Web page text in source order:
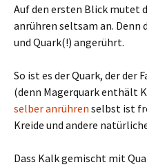
Auf den ersten Blick mutet
anrühren seltsam an. Denn
und Quark(!) angerührt.
So ist es der Quark, der der
(denn Magerquark enthält
selber anrühren selbst ist
Kreide und andere
Dass Kalk gemischt mit